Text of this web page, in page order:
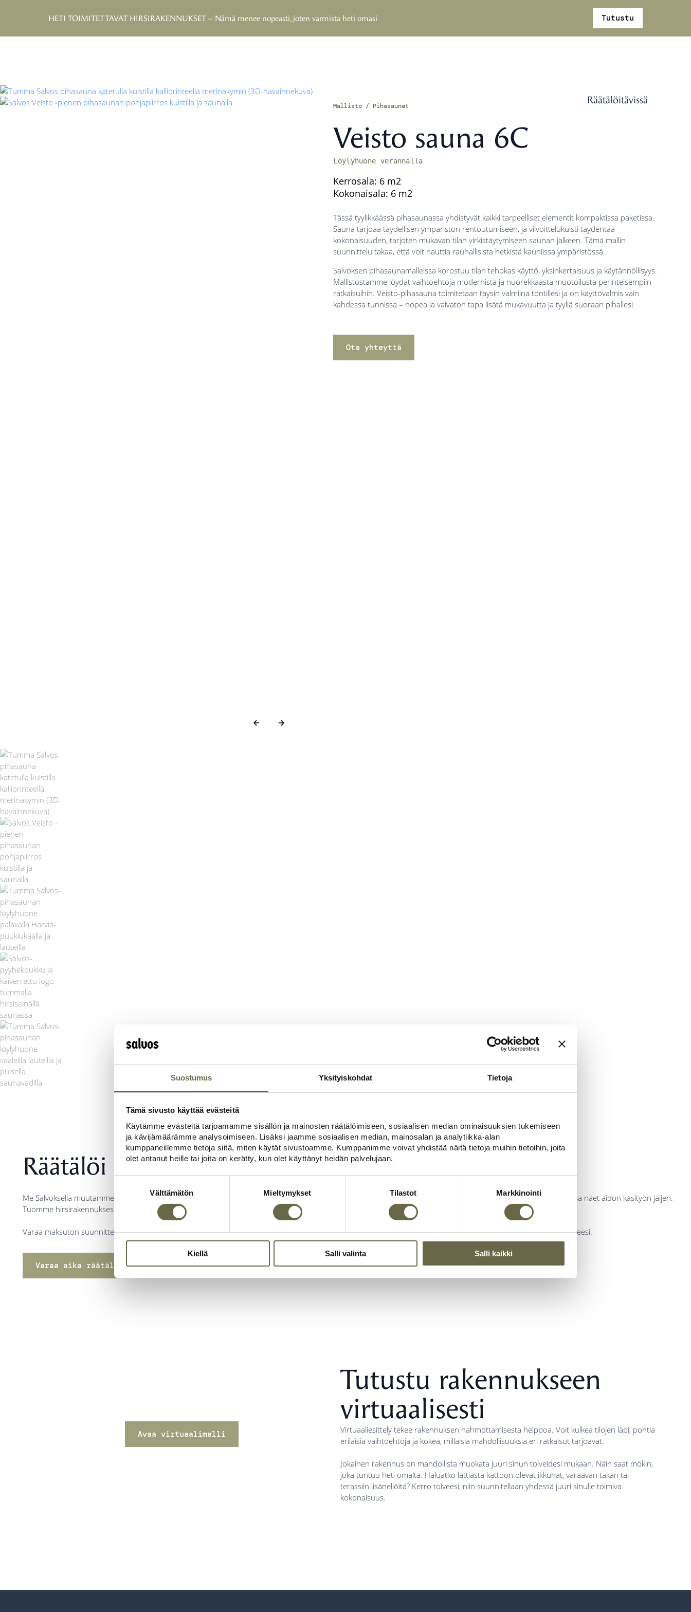
Suostumus Yksityiskohdat Tietoja
Tämä sivusto käyttää evästeitä
Käytämme evästeitä tarjoamamme sisällön ja mainosten räätälöimiseen, sosiaalisen median ominaisuuksien tukemiseen
ja kävijämäärämme analysoimiseen. Lisäksi jaamme sosiaalisen median, mainosalan ja analytiikka-alan
kumppaneillemme tietoja siitä, miten käytät sivustoamme. Kumppanimme voivat yhdistää näitä tietoja muihin tietoihin, joita
olet antanut heille tai joita on kerätty, kun olet käyttänyt heidän palvelujaan.
Välttämätön Mieltymykset Tilastot Markkinointi
Kiellä Salli valinta Salli kaikki
HETI TOIMITETTAVAT HIRSIRAKENNUKSET – Nämä menee nopeasti, joten varmista heti omasi Tutustu
Oikeastivalmis™ Mallisto Salvos näyttelyalueet Tilaa kuvasto
Mallisto / Pihasaunat Räätälöitävissä
Veisto sauna 6C
Löylyhuone verannalla
Kerrosala: 6 m2
Kokonaisala: 6 m2
Tässä tyylikkäässä pihasaunassa yhdistyvät kaikki tarpeelliset elementit kompaktissa paketissa.
Sauna tarjoaa täydellisen ympäristön rentoutumiseen, ja vilvoittelukuisti täydentää
kokonaisuuden, tarjoten mukavan tilan virkistäytymiseen saunan jälkeen. Tämä mallin
suunnittelu takaa, että voit nauttia rauhallisista hetkistä kauniissa ympäristössä.
Salvoksen pihasaunamalleissa korostuu tilan tehokas käyttö, yksinkertaisuus ja käytännöllisyys.
Mallistostamme löydät vaihtoehtoja modernista ja nuorekkaasta muotoilusta perinteisempiin
ratkaisuihin. Veisto-pihasauna toimitetaan täysin valmiina tontillesi ja on käyttövalmis vain
kahdessa tunnissa – nopea ja vaivaton tapa lisätä mukavuutta ja tyyliä suoraan pihallesi.
Ota yhteyttä
Räätälöi rakennus unelmiesi mukaiseksi
Me Salvoksella muutamme hetkessä haaveesi todeksi. Viimeistelemme pohjoisen puun toiveidesi mukaiseksi taideateljeeksi, työtilaksi, pihamökiksi tai saunaksi, jossa näet aidon käsityön jäljen.
Tuomme hirsirakennuksesi valmiina sinulle – heti, kun sinä olet valmis.
Varaa maksuton suunnitteluaika ja istutaan alas ideoinnin äärelle. Räätälöi hirsimökistäsi juuri sellainen kuin haluat. Me voimme toteuttaa villeimmätkin mökkihaaveesi.
Varaa aika räätälöintiin
Avaa virtuaalimalli
Tutustu rakennukseen
virtuaalisesti
Virtuaaliesittely tekee rakennuksen hahmottamisesta helppoa. Voit kulkea tilojen läpi, pohtia
erilaisia vaihtoehtoja ja kokea, millaisia mahdollisuuksia eri ratkaisut tarjoavat.
Jokainen rakennus on mahdollista muokata juuri sinun toiveidesi mukaan. Näin saat mökin,
joka tuntuu heti omalta. Haluatko lattiasta kattoon olevat ikkunat, varaavan takan tai
terassiin lisäneliöitä? Kerro toiveesi, niin suunnitellaan yhdessä juuri sinulle toimiva
kokonaisuus.